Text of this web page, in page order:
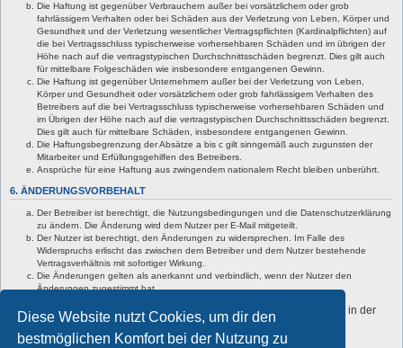
Diese Website nutzt Cookies, um dir den
bestmöglichen Komfort bei der Nutzung zu
Die Haftung ist gegenüber Verbrauchern außer bei vorsätzlichem oder grob
fahrlässigem Verhalten oder bei Schäden aus der Verletzung von Leben, Körper und
Gesundheit und der Verletzung wesentlicher Vertragspflichten (Kardinalpflichten) auf
die bei Vertragsschluss typischerweise vorhersehbaren Schäden und im übrigen der
Höhe nach auf die vertragstypischen Durchschnittsschäden begrenzt. Dies gilt auch
für mittelbare Folgeschäden wie insbesondere entgangenen Gewinn.
Die Haftung ist gegenüber Unternehmern außer bei der Verletzung von Leben,
Körper und Gesundheit oder vorsätzlichem oder grob fahrlässigem Verhalten des
Betreibers auf die bei Vertragsschluss typischerweise vorhersehbaren Schäden und
im Übrigen der Höhe nach auf die vertragstypischen Durchschnittsschäden begrenzt.
Dies gilt auch für mittelbare Schäden, insbesondere entgangenen Gewinn.
Die Haftungsbegrenzung der Absätze a bis c gilt sinngemäß auch zugunsten der
Mitarbeiter und Erfüllungsgehilfen des Betreibers.
Ansprüche für eine Haftung aus zwingendem nationalem Recht bleiben unberührt.
6. ÄNDERUNGSVORBEHALT
Der Betreiber ist berechtigt, die Nutzungsbedingungen und die Datenschutzerklärung
zu ändern. Die Änderung wird dem Nutzer per E-Mail mitgeteilt.
Der Nutzer ist berechtigt, den Änderungen zu widersprechen. Im Falle des
Widerspruchs erlischt das zwischen dem Betreiber und dem Nutzer bestehende
Vertragsverhältnis mit sofortiger Wirkung.
Die Änderungen gelten als anerkannt und verbindlich, wenn der Nutzer den
Änderungen zugestimmt hat.
Informationen über den Umgang mit deinen persönlichen Daten sind in der
Datenschutzerklärung enthalten.